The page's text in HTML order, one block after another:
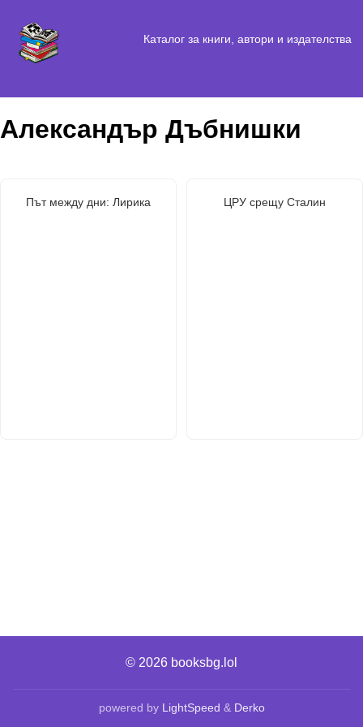
Каталог за книги, автори и издателства
Александър Дъбнишки
Път между дни: Лирика ЦРУ срещу Сталин
© 2026 booksbg.lol
powered by LightSpeed & Derko